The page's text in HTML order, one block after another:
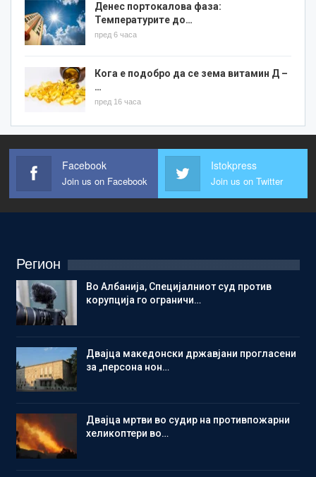
Денес портокалова фаза:
Температурите до…
пред 6 часа
Кога е подобро да се зема витамин Д –
…
пред 16 часа
Facebook
Join us on Facebook
Istokpress
Join us on Twitter
Регион
Во Албанија, Специјалниот суд против
корупција го ограничи…
Двајца македонски државјани прогласени
за „персона нон…
Двајца мртви во судир на противпожарни
хеликоптери во…